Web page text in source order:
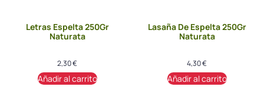
Letras Espelta 250Gr
Naturata
2,30€
Añadir al carrito
Lasaña De Espelta 250Gr
Naturata
4,30€
Añadir al carrito